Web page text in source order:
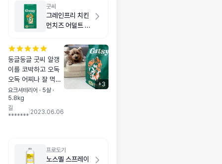
굿씨
그레인프리 치킨
먼치즈 어덜트 스
동글동글 굿씨 알갱
이를 코박하고 오독
오독 어찌나 잘 먹는
지! 🤗 밥 잘 먹는 예
쁜 내새꾸 보기만 해
도 흐뭇~ 엄마미소.
해서 꼭 굿씨 때문은
아닌 것 같고) 응가상
요크셔테리어 · 5살 ·
5.8kg
길
*******
2023.06.06
+3
프로도기
노스멜 스프레이